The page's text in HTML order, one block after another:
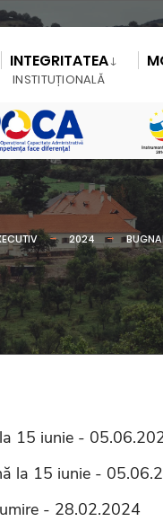
INTEGRITATEA
INSTITUȚIONALĂ
2024
15 iunie -
la 15 iunie -
- 28.02.2024